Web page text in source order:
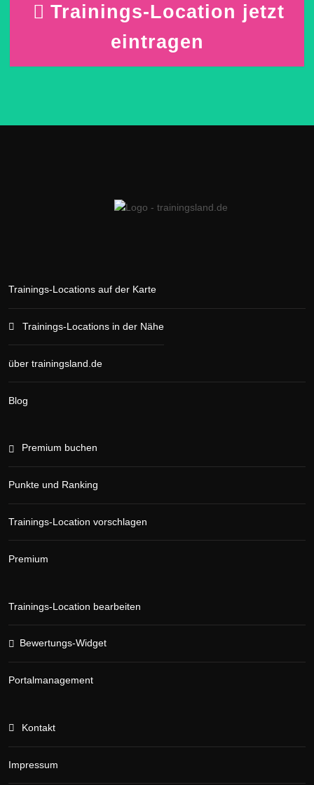
Trainings-Location jetzt
eintragen
Trainings-Locations auf der Karte
Trainings-Locations in der Nähe
über trainingsland.de
Blog
Premium buchen
Punkte und Ranking
Trainings-Location vorschlagen
Premium
Trainings-Location bearbeiten
Bewertungs-Widget
Portalmanagement
Kontakt
Impressum